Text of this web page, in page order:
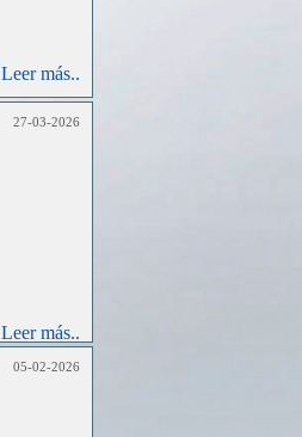
Leer más..
27-03-2026
Leer más..
05-02-2026